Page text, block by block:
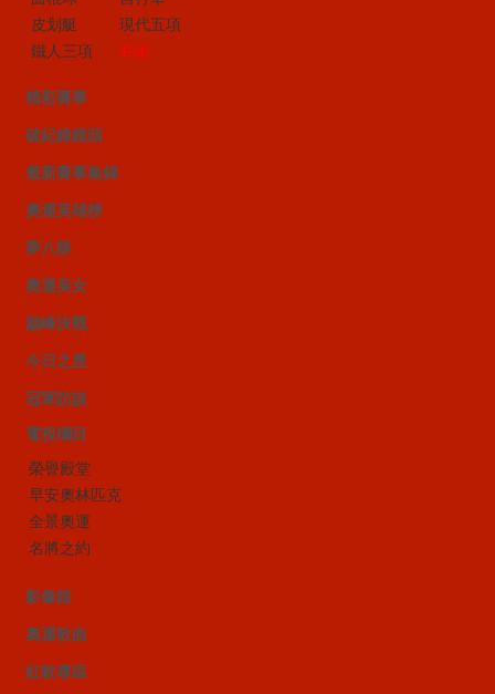
皮划艇
現代五項
鐵人三項
武術
精彩賽事
破紀錄鏡頭
最新賽事集錦
奧運英雄榜
夢八隊
奧運美女
巔峰決戰
今日之星
冠軍訪談
電視欄目
榮譽殿堂
早安奧林匹克
全景奧運
名將之約
影像館
奧運歌曲
虹軟專區